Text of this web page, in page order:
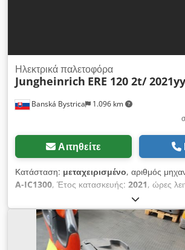
Banská Bystrica 1.096 km
Ηλεκτρικά παλετοφόρα
Jungheinrich ERE 120 2t/ 2021yy
Αιτηθείτε
Κατάσταση: μεταχειρισμένο, αριθμός
A-IC1300, Έτος κατασκευής: 2021, ώρες
, τύπος καυσίμου:
τύπος ιστού:άλλο, 5246172 Αριθμός
Διεθνής μεταφορά εφικτή/Διαθέσιμη η
Djdpjztidisfx Ak Dswa